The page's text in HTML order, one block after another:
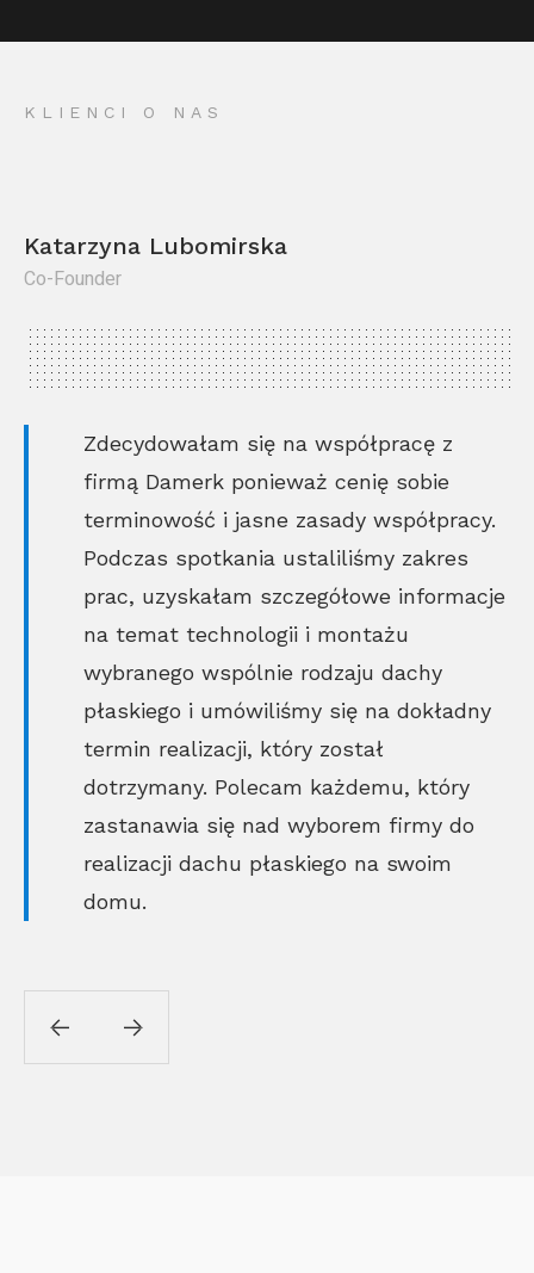
KLIENCI O NAS
Katarzyna Lubomirska
Co-Founder
Zdecydowałam się na współpracę z
firmą Damerk ponieważ cenię sobie
terminowość i jasne zasady współpracy.
Podczas spotkania ustaliliśmy zakres
prac, uzyskałam szczegółowe informacje
na temat technologii i montażu
wybranego wspólnie rodzaju dachy
płaskiego i umówiliśmy się na dokładny
termin realizacji, który został
dotrzymany. Polecam każdemu, który
zastanawia się nad wyborem firmy do
realizacji dachu płaskiego na swoim
domu.